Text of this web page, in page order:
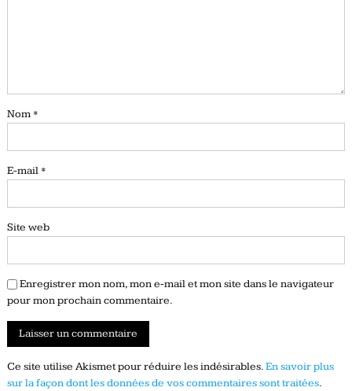
Nom *
E-mail *
Site web
Enregistrer mon nom, mon e-mail et mon site dans le navigateur
pour mon prochain commentaire.
Ce site utilise Akismet pour réduire les indésirables.En savoir plus
sur la façon dont les données de vos commentaires sont traitées.